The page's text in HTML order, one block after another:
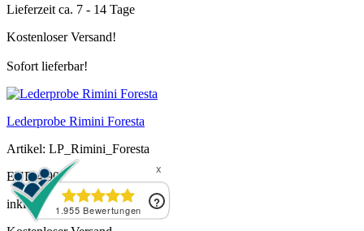
Lieferzeit ca. 7 - 14 Tage
Kostenloser Versand!
Sofort lieferbar!
Lederprobe Rimini Foresta
Artikel: LP_Rimini_Foresta
EUR 4,90
inkl. 19 % USt